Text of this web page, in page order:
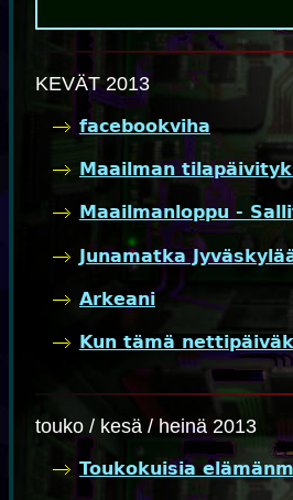
KEVÄT 2013
facebookviha
Maailman
Maailmanloppu -
Junamatka
Arkeani
Kun tämä
touko / kesä / heinä 2013
Toukokuisia